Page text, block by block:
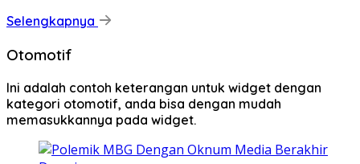
Selengkapnya
Otomotif
Ini adalah contoh keterangan untuk widget dengan
kategori otomotif, anda bisa dengan mudah
memasukkannya pada widget.